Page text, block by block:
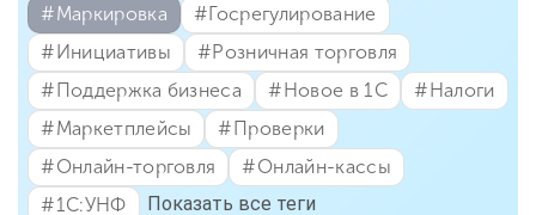
#⁣Маркировка
#⁣Госрегулирование
#⁣Инициативы
#⁣Розничная торговля
#⁣Поддержка бизнеса
#⁣Новое в 1С
#⁣Налоги
#⁣Маркетплейсы
#⁣Проверки
#⁣Онлайн-торговля
#⁣Онлайн-кассы
#⁣1С:УНФ
Показать все теги